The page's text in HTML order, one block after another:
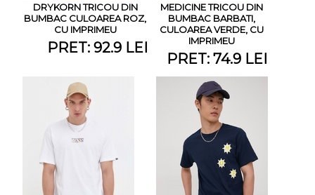
DRYKORN TRICOU DIN
BUMBAC CULOAREA ROZ,
CU IMPRIMEU
PRET: 92.9 LEI
MEDICINE TRICOU DIN
BUMBAC BARBATI,
CULOAREA VERDE, CU
IMPRIMEU
PRET: 74.9 LEI